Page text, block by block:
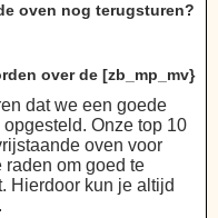
oven nog terugsturen?
over de [zb_mp_mv}
dat we een goede
Onze top 10
oven voor
raden om goed te
Hierdoor kun je altijd